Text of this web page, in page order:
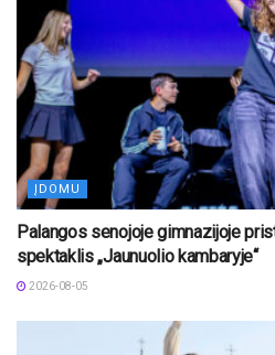
ĮDOMU
Palangos senojoje gimnazijoje
spektaklis „Jaunuolio kambaryje“
2026-08-05